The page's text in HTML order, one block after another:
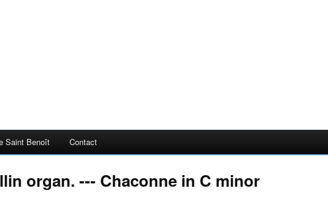
Saint Benoît Contact
organ. --- Chaconne in C minor